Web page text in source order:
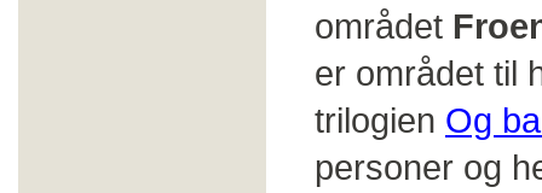
området
er området til
trilogien Og
personer og